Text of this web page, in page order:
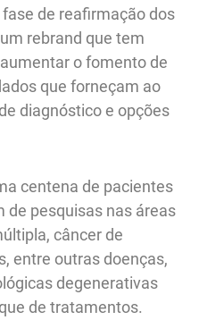
de reafirmação dos
rebrand que tem
o fomento de
que forneçam ao
diagnóstico e opções
centena de pacientes
de pesquisas nas áreas
câncer de
entre outras doenças,
degenerativas
de tratamentos.